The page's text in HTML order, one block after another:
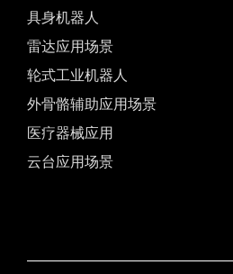
具身机器人
雷达应用场景
轮式工业机器人
外骨骼辅助应用场景
医疗器械应用
云台应用场景